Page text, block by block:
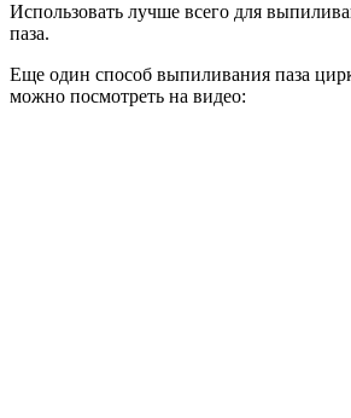
Использовать лучше всего для
паза.
Еще один способ выпиливания паза
можно посмотреть на видео: